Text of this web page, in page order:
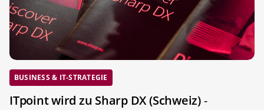
BUSINESS & IT-STRATEGIE
ITpoint wird zu Sharp DX (Schweiz)-